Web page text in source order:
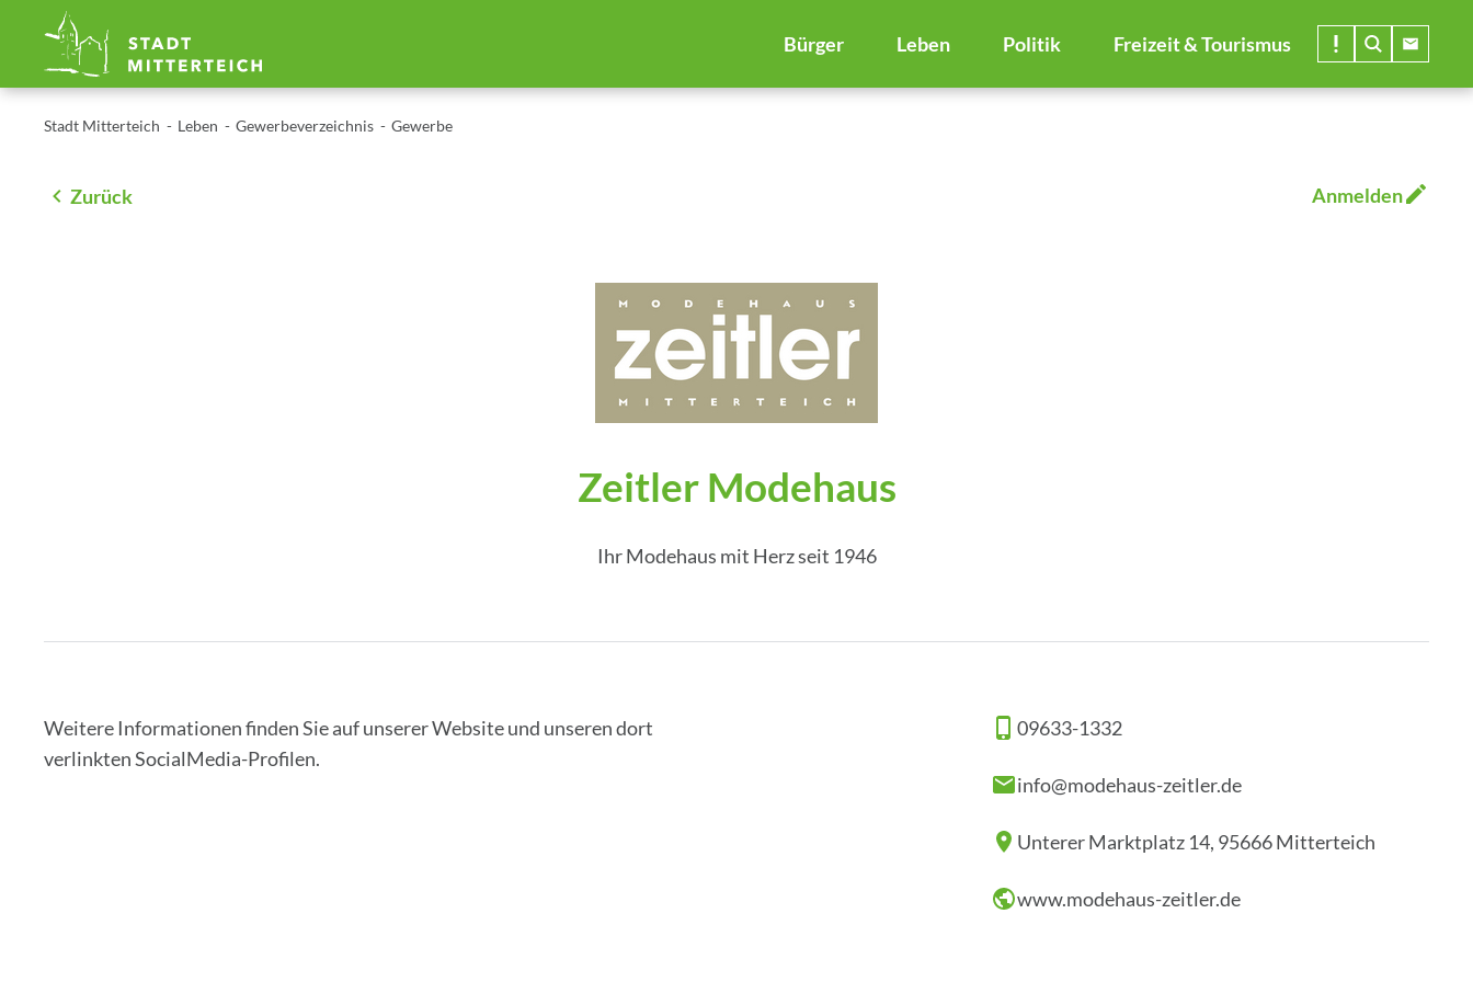
Bürger Leben Politik Freizeit & Tourismus
Stadt Mitterteich Leben Gewerbeverzeichnis Gewerbe
Zurück Anmelden
Zeitler Modehaus
Ihr Modehaus mit Herz seit 1946
Weitere Informationen finden Sie auf unserer Website und unseren dort
verlinkten SocialMedia-Profilen.
09633-1332
info@modehaus-zeitler.de
Unterer Marktplatz 14, 95666 Mitterteich
www.modehaus-zeitler.de